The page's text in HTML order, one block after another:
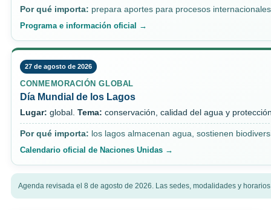
Por qué importa: prepara aportes para procesos
Programa e información oficial →
27 de agosto de 2026
CONMEMORACIÓN GLOBAL
Día Mundial de los Lagos
Lugar: global. Tema: conservación, calidad del agua y
Por qué importa: los lagos almacenan agua, sostienen
Calendario oficial de Naciones Unidas →
Agenda revisada el 8 de agosto de 2026. Las sedes, modalidades y